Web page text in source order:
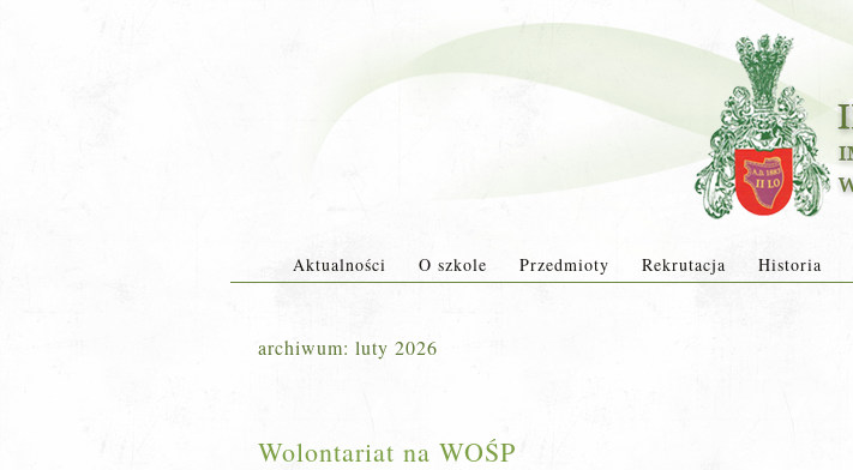
Aktualności O szkole Przedmioty Rekrutacja Historia
archiwum: luty 2026
Wolontariat na WOŚP